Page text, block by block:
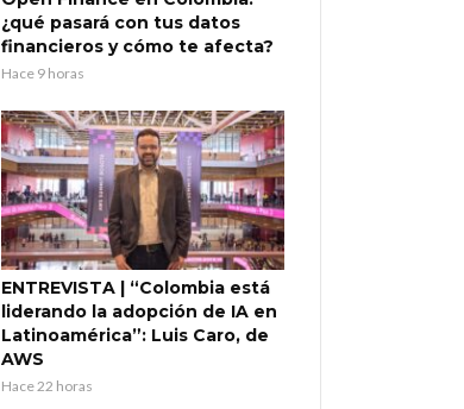
¿qué pasará con tus datos
financieros y cómo te afecta?
Hace 9 horas
ENTREVISTA | “Colombia está
liderando la adopción de IA en
Latinoamérica”: Luis Caro, de
AWS
Hace 22 horas